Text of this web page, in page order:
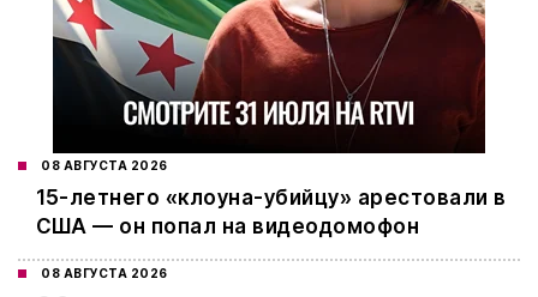
08 АВГУСТА 2026
15-летнего «клоуна-убийцу» арестовали в
США — он попал на видеодомофон
08 АВГУСТА 2026